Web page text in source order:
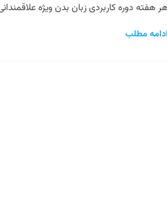
هر هفته دوره کاربردی زبان بدن ویژه
ادامه مطلب